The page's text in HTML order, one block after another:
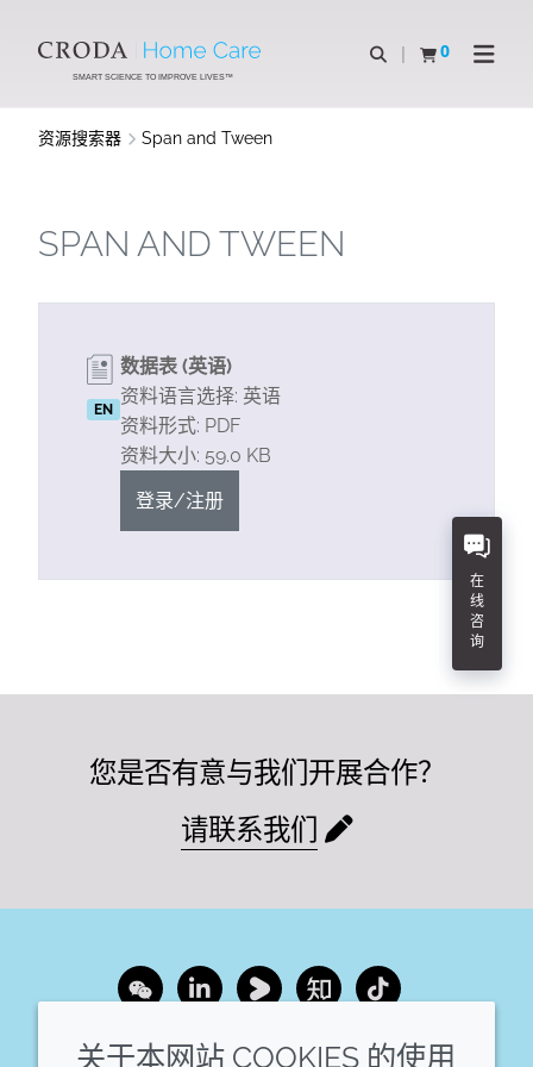
CONTENTSMART SCIENCE TO IMPROVE LIVES™
Open Search
0
查看购物车Open
资源搜索器 Span and Tween
SPAN AND TWEEN
EN
数据表 (英语)
资料语言选择: 英语
资料形式: PDF
资料大小: 59.0 KB
登录/注册
您是否有意与我们开展合作？
请联系我们
WechatLinkedInYoukuZhihu Tiktok
企业 法律信息
关于本网站 COOKIES 的使用
在
线
咨
询